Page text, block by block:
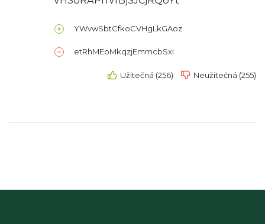
YWvwSbtCfkoCVHgLkGAoz
etRhMEoMkqzjEmmcbSxI
Užitečná (256) Neužitečná (255)